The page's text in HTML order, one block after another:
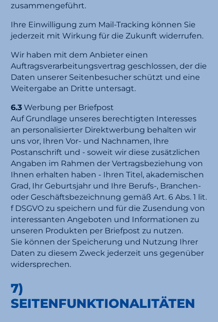
zusammengeführt.
Ihre Einwilligung zum Mail-Tracking können Sie
jederzeit mit Wirkung für die Zukunft widerrufen.
Wir haben mit dem Anbieter einen
Auftragsverarbeitungsvertrag geschlossen, der die
Daten unserer Seitenbesucher schützt und eine
Weitergabe an Dritte untersagt.
6.3 Werbung per Briefpost
Auf Grundlage unseres berechtigten Interesses
an personalisierter Direktwerbung behalten wir
uns vor, Ihren Vor- und Nachnamen, Ihre
Postanschrift und - soweit wir diese zusätzlichen
Angaben im Rahmen der Vertragsbeziehung von
Ihnen erhalten haben - Ihren Titel, akademischen
Grad, Ihr Geburtsjahr und Ihre Berufs-, Branchen-
oder Geschäftsbezeichnung gemäß Art. 6 Abs. 1 lit.
f DSGVO zu speichern und für die Zusendung von
interessanten Angeboten und Informationen zu
unseren Produkten per Briefpost zu nutzen.
Sie können der Speicherung und Nutzung Ihrer
Daten zu diesem Zweck jederzeit uns gegenüber
widersprechen.
7)
SEITENFUNKTIONALITÄTEN